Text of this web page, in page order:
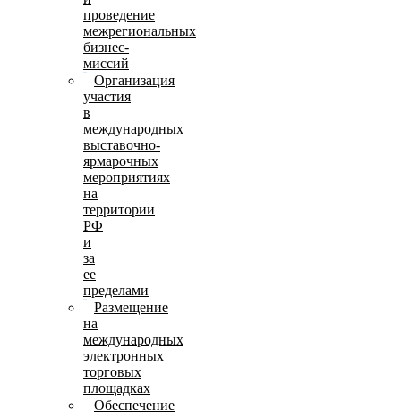
проведение
межрегиональных
бизнес-
миссий
Организация
участия
в
международных
выставочно-
ярмарочных
мероприятиях
на
территории
РФ
и
за
ее
пределами
Размещение
на
международных
электронных
торговых
площадках
Обеспечение